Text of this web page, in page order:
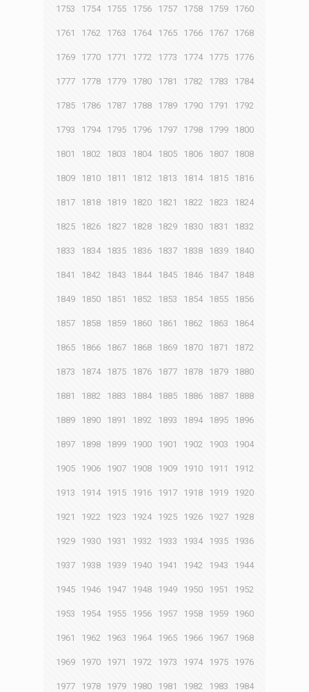
1753 1754 1755 1756 1757 1758 1759 1760
1761 1762 1763 1764 1765 1766 1767 1768
1769 1770 1771 1772 1773 1774 1775 1776
1777 1778 1779 1780 1781 1782 1783 1784
1785 1786 1787 1788 1789 1790 1791 1792
1793 1794 1795 1796 1797 1798 1799 1800
1801 1802 1803 1804 1805 1806 1807 1808
1809 1810 1811 1812 1813 1814 1815 1816
1817 1818 1819 1820 1821 1822 1823 1824
1825 1826 1827 1828 1829 1830 1831 1832
1833 1834 1835 1836 1837 1838 1839 1840
1841 1842 1843 1844 1845 1846 1847 1848
1849 1850 1851 1852 1853 1854 1855 1856
1857 1858 1859 1860 1861 1862 1863 1864
1865 1866 1867 1868 1869 1870 1871 1872
1873 1874 1875 1876 1877 1878 1879 1880
1881 1882 1883 1884 1885 1886 1887 1888
1889 1890 1891 1892 1893 1894 1895 1896
1897 1898 1899 1900 1901 1902 1903 1904
1905 1906 1907 1908 1909 1910 1911 1912
1913 1914 1915 1916 1917 1918 1919 1920
1921 1922 1923 1924 1925 1926 1927 1928
1929 1930 1931 1932 1933 1934 1935 1936
1937 1938 1939 1940 1941 1942 1943 1944
1945 1946 1947 1948 1949 1950 1951 1952
1953 1954 1955 1956 1957 1958 1959 1960
1961 1962 1963 1964 1965 1966 1967 1968
1969 1970 1971 1972 1973 1974 1975 1976
1977 1978 1979 1980 1981 1982 1983 1984